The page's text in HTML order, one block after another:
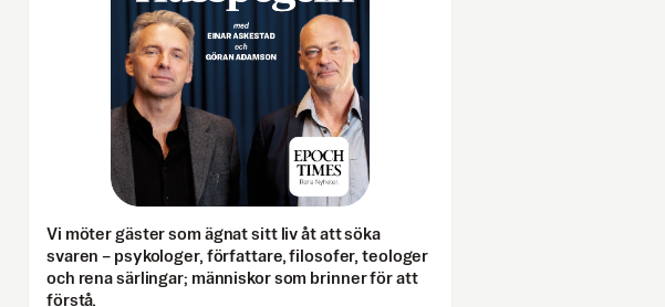
Vi möter gäster som ägnat sitt liv åt att söka
svaren – psykologer, författare, filosofer, teologer
och rena särlingar; människor som brinner för att
förstå.